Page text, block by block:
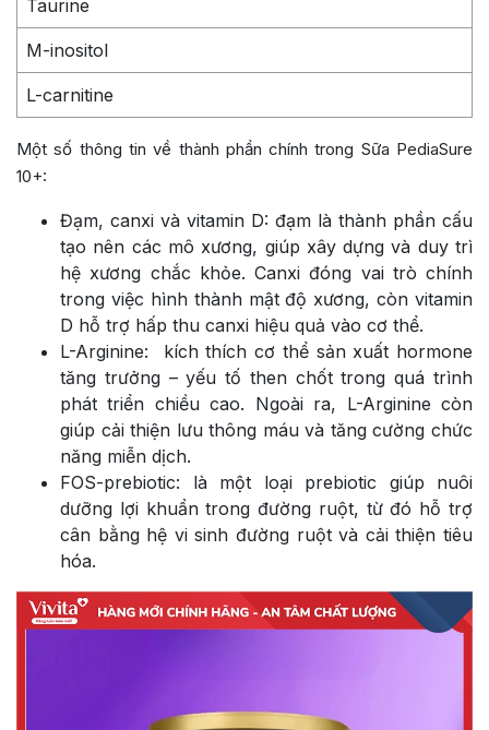
Taurine
M-inositol
L-carnitine
Một số thông tin về thành phần chính trong Sữa PediaSure
10+:
Đạm, canxi và vitamin D: đạm là thành phần cấu
tạo nên các mô xương, giúp xây dựng và duy trì
hệ xương chắc khỏe. Canxi đóng vai trò chính
trong việc hình thành mật độ xương, còn vitamin
D hỗ trợ hấp thu canxi hiệu quả vào cơ thể.
L-Arginine: kích thích cơ thể sản xuất hormone
tăng trưởng – yếu tố then chốt trong quá trình
phát triển chiều cao. Ngoài ra, L-Arginine còn
giúp cải thiện lưu thông máu và tăng cường chức
năng miễn dịch.
FOS-prebiotic: là một loại prebiotic giúp nuôi
dưỡng lợi khuẩn trong đường ruột, từ đó hỗ trợ
cân bằng hệ vi sinh đường ruột và cải thiện tiêu
hóa.